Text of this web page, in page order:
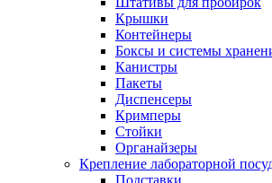
Крышки
Контейнеры
Боксы и системы
Канистры
Пакеты
Диспенсеры
Кримперы
Стойки
Органайзеры
Крепление лабораторной
Подставки